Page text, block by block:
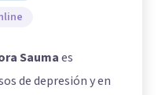
Saumaes
de depresión y en